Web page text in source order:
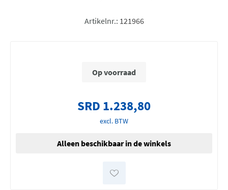
Artikelnr.: 121966
Op voorraad
SRD 1.238,80
excl. BTW
Alleen beschikbaar in de winkels